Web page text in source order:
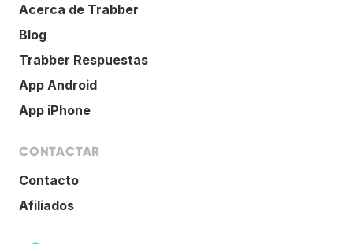
Acerca de Trabber
Blog
Trabber Respuestas
App Android
App iPhone
CONTACTAR
Contacto
Afiliados